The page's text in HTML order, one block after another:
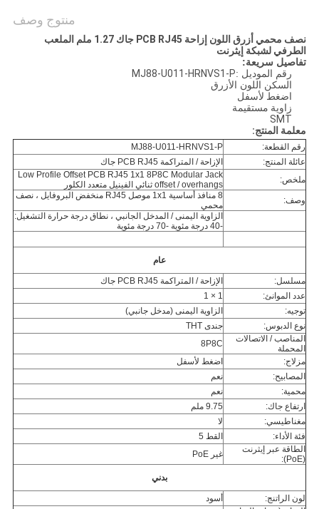
منتوج وصف
نصف محمي أزرق اللون إزاحة PCB RJ45 جاك 1.27 ملم الملعب
الطرفي لشبكة إيثرنت
تفاصيل سريعة:
رقم الموديل :MJ88-U011-HRNVS1-P
السكن اللون الأزرق
اضغط لأسفل
زاوية مستقيمة
SMT
معلمة المنتج:
رقم القطعة:
MJ88-U011-HRNVS1-P
عائلة المنتج:
الإزاحة / المتراكمة PCB RJ45 جاك
ملخص:
Low Profile Offset PCB RJ45 1x1 8P8C Modular Jack
offset / overhangs ثنائي الفينيل متعدد الكلور
وصف:
8 منافذ أساسية 1x1 موصل RJ45 منخفض البروفايل ، نصف
محمي
الزاوية اليمنى / المدخل الجانبي ، نطاق درجة حرارة التشغيل:
-40 درجة مئوية -70 درجة مئوية
عام
مسلسل:
الإزاحة / المتراكمة PCB RJ45 جاك
عدد الموانئ:
1 × 1
توجيه:
الزاوية اليمنى (مدخل جانبي)
نوع الدبوس:
جندى THT
المناصب / الاتصالات
المحملة
8P8C
مزلاج:
اضغط لأسفل
المصابيح:
نعم
محمية:
نعم
ارتفاع جاك:
9.75 ملم
مغناطيسي:
لا
فئة الأداء:
القط 5
الطاقة عبر إيثرنت
(PoE):
غير PoE
بدني
لون الراتنج:
أسود